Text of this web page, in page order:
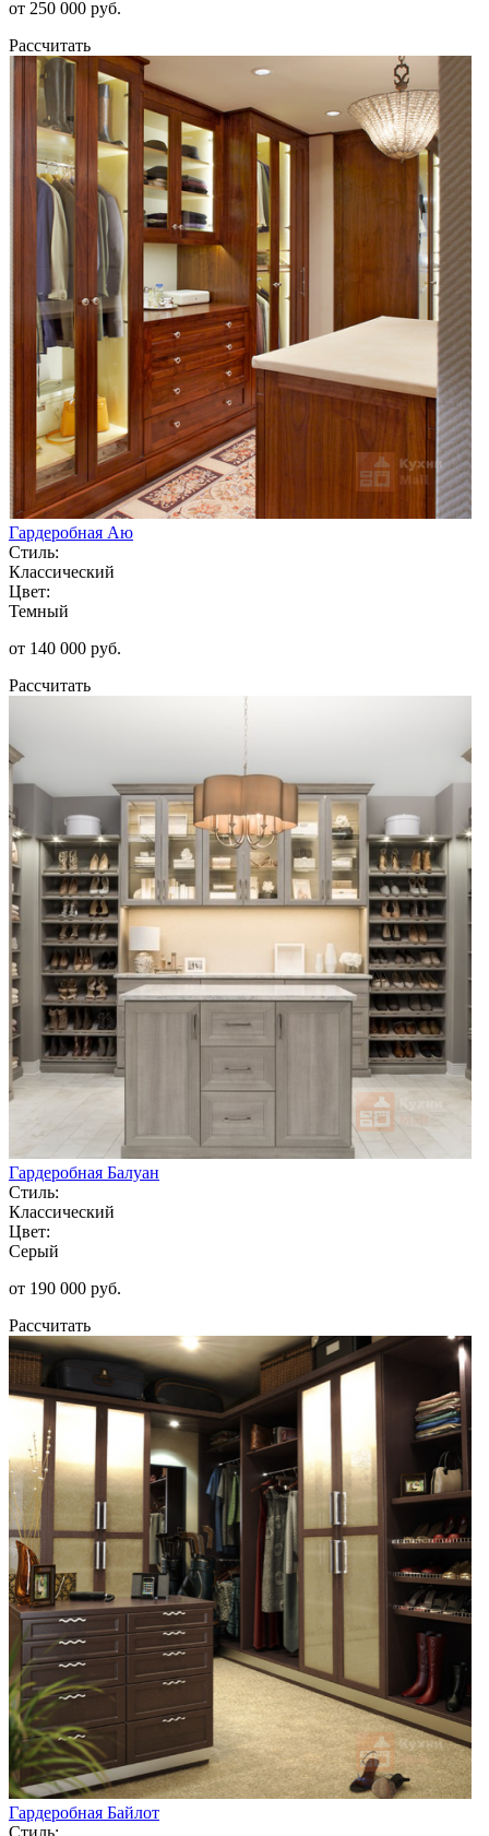
от 250 000 руб.
Рассчитать
Гардеробная Аю
Стиль:
Классический
Цвет:
Темный
от 140 000 руб.
Рассчитать
Гардеробная Балуан
Стиль:
Классический
Цвет:
Серый
от 190 000 руб.
Рассчитать
Гардеробная Байлот
Стиль: